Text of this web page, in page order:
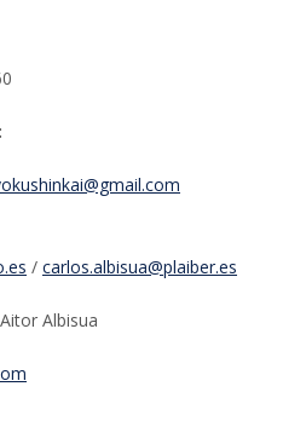
/ carlos.albisua@plaiber.es
Albisua